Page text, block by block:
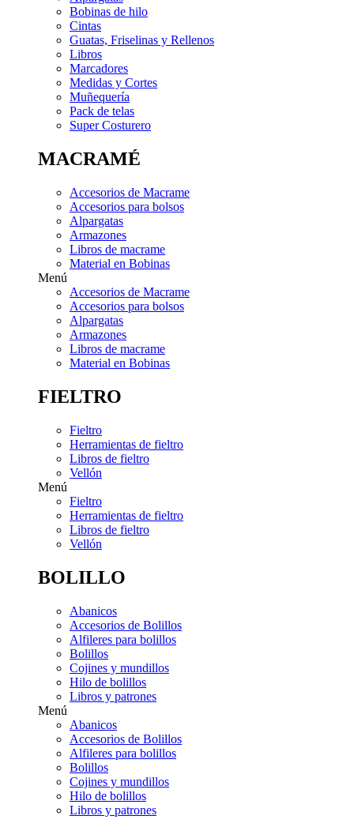
Bobinas de hilo
Cintas
Guatas, Friselinas y Rellenos
Libros
Marcadores
Medidas y Cortes
Muñequería
Pack de telas
Super Costurero
MACRAMÉ
Accesorios de Macrame
Accesorios para bolsos
Alpargatas
Armazones
Libros de macrame
Material en Bobinas
Menú
Accesorios de Macrame
Accesorios para bolsos
Alpargatas
Armazones
Libros de macrame
Material en Bobinas
FIELTRO
Fieltro
Herramientas de fieltro
Libros de fieltro
Vellón
Menú
Fieltro
Herramientas de fieltro
Libros de fieltro
Vellón
BOLILLO
Abanicos
Accesorios de Bolillos
Alfileres para bolillos
Bolillos
Cojines y mundillos
Hilo de bolillos
Libros y patrones
Menú
Abanicos
Accesorios de Bolillos
Alfileres para bolillos
Bolillos
Cojines y mundillos
Hilo de bolillos
Libros y patrones